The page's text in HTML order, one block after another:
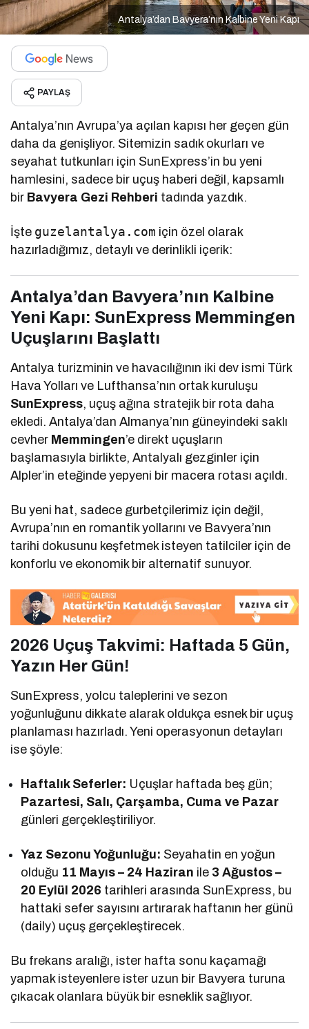
Antalya’dan Bavyera’nın Kalbine Yeni Kapı
PAYLAŞ
Antalya’nın Avrupa’ya açılan kapısı her geçen gün
daha da genişliyor. Sitemizin sadık okurları ve
seyahat tutkunları için SunExpress’in bu yeni
hamlesini, sadece bir uçuş haberi değil, kapsamlı
bir Bavyera Gezi Rehberi tadında yazdık.
İşte guzelantalya.com için özel olarak
hazırladığımız, detaylı ve derinlikli içerik:
Antalya’dan Bavyera’nın Kalbine
Yeni Kapı: SunExpress Memmingen
Uçuşlarını Başlattı
Antalya turizminin ve havacılığının iki dev ismi Türk
Hava Yolları ve Lufthansa’nın ortak kuruluşu
SunExpress, uçuş ağına stratejik bir rota daha
ekledi. Antalya’dan Almanya’nın güneyindeki saklı
cevher Memmingen’e direkt uçuşların
başlamasıyla birlikte, Antalyalı gezginler için
Alpler’in eteğinde yepyeni bir macera rotası açıldı.
Bu yeni hat, sadece gurbetçilerimiz için değil,
Avrupa’nın en romantik yollarını ve Bavyera’nın
tarihi dokusunu keşfetmek isteyen tatilciler için de
konforlu ve ekonomik bir alternatif sunuyor.
2026 Uçuş Takvimi: Haftada 5 Gün,
Yazın Her Gün!
SunExpress, yolcu taleplerini ve sezon
yoğunluğunu dikkate alarak oldukça esnek bir uçuş
planlaması hazırladı. Yeni operasyonun detayları
ise şöyle:
Haftalık Seferler: Uçuşlar haftada beş gün;
Pazartesi, Salı, Çarşamba, Cuma ve Pazar
günleri gerçekleştiriliyor.
Yaz Sezonu Yoğunluğu: Seyahatin en yoğun
olduğu 11 Mayıs – 24 Haziran ile 3 Ağustos –
20 Eylül 2026 tarihleri arasında SunExpress, bu
hattaki sefer sayısını artırarak haftanın her günü
(daily) uçuş gerçekleştirecek.
Bu frekans aralığı, ister hafta sonu kaçamağı
yapmak isteyenlere ister uzun bir Bavyera turuna
çıkacak olanlara büyük bir esneklik sağlıyor.